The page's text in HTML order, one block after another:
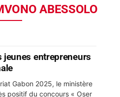
ABESSOLO
jeunes entrepreneurs
Gabon 2025, le ministère
positif du concours « Oser